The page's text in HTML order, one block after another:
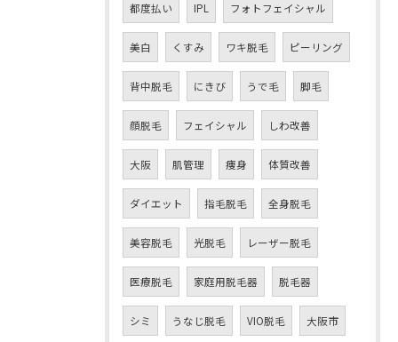
都度払い IPL フォトフェイシャル
美白 くすみ ワキ脱毛 ピーリング
背中脱毛 にきび うで毛 脚毛
顔脱毛 フェイシャル しわ改善
大阪 肌管理 痩身 体質改善
ダイエット 指毛脱毛 全身脱毛
美容脱毛 光脱毛 レーザー脱毛
医療脱毛 家庭用脱毛器 脱毛器
シミ うなじ脱毛 VIO脱毛 大阪市